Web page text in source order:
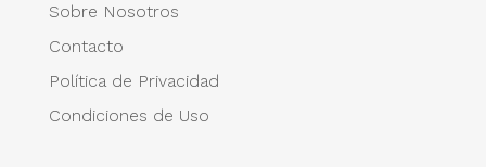
Sobre Nosotros
Contacto
Política de Privacidad
Condiciones de Uso